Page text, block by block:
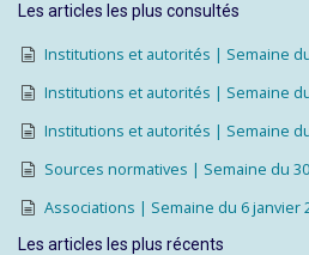
Les articles les plus consultés
Institutions et autorités | Semaine
Institutions et autorités | Semaine
Institutions et autorités | Semaine
Sources normatives | Semaine du
Associations | Semaine du 6 janvier
Les articles les plus récents